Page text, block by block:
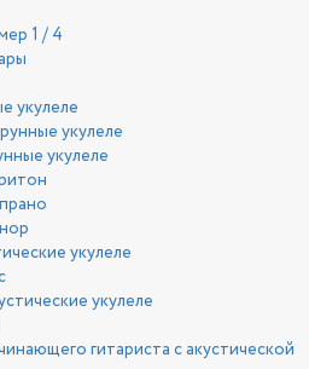
1 / 4
укулеле
укулеле
укулеле
укулеле
укулеле
гитариста с акустической